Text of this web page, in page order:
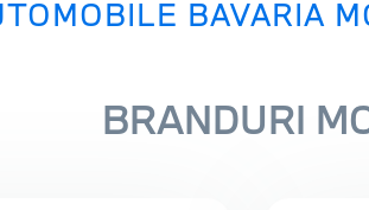
BAVARIA
BRANDURI